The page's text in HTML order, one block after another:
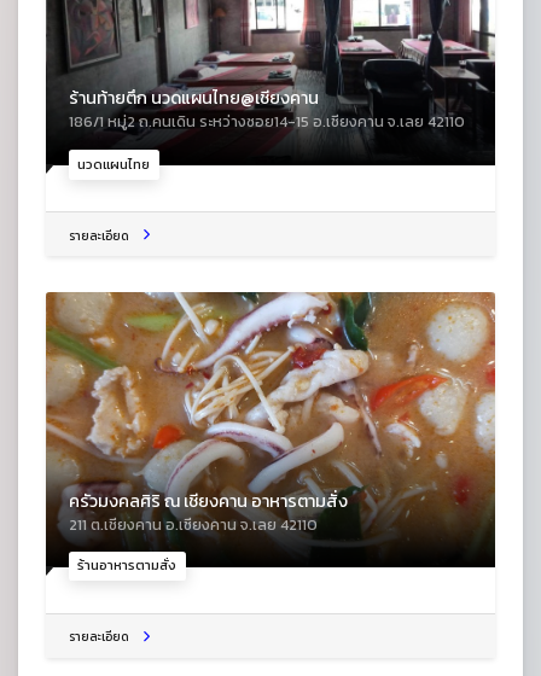
นวดแผนไทย
ร้านท้ายตึก นวดแผนไทย@เชียงคาน
186/1 หมู่2 ถ.คนเดิน ระหว่างซอย14-15 อ.เชียงคาน จ.เลย 42110
รายละเอียด
ร้านอาหารตามสั่ง
ครัวมงคลศิริ ณ เชียงคาน อาหารตามสั่ง
211 ต.เชียงคาน อ.เชียงคาน จ.เลย 42110
รายละเอียด